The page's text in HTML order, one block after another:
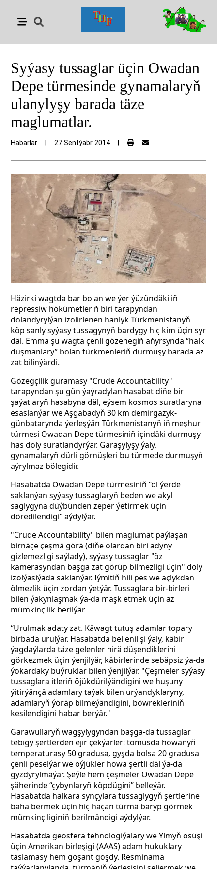
Syýasy tussaglar üçin Owadan
Depe türmesinde gynamalaryň
ulanylyşy barada täze
maglumatlar.
Habarlar 27 Sentýabr 2014
Häzirki wagtda bar bolan we ýer ýüzündäki iň
repressiw hökümetleriň biri tarapyndan
dolandyrylýan izolirlenen hanlyk Türkmenistanyň
köp sanly syýasy tussagynyň bardygy hiç kim üçin syr
däl. Emma şu wagta çenli gözenegiň aňyrsynda “halk
duşmanlary” bolan türkmenleriň durmuşy barada az
zat bilinýärdi.
Gözegçilik guramasy "Crude Accountability"
tarapyndan şu gün ýaýradylan hasabat diňe bir
şaýatlaryň hasabyna däl, eýsem kosmos suratlaryna
esaslanýar we Aşgabadyň 30 km demirgazyk-
günbatarynda ýerleşýän Türkmenistanyň iň meşhur
türmesi Owadan Depe türmesiniň içindäki durmuşy
has doly suratlandyrýar. Garaşylyşy ýaly,
gynamalaryň dürli görnüşleri bu türmede durmuşyň
aýrylmaz bölegidir.
Hasabatda Owadan Depe türmesiniň “ol ýerde
saklanýan syýasy tussaglaryň beden we akyl
saglygyna düýbünden zeper ýetirmek üçin
döredilendigi” aýdylýar.
"Crude Accountability" bilen maglumat paýlaşan
birnäçe çeşmä görä (diňe olardan biri adyny
gizlemezligi saýlady), syýasy tussaglar "öz
kamerasyndan başga zat görüp bilmezligi üçin" doly
izolýasiýada saklanýar. Iýmitiň hili pes we açlykdan
ölmezlik üçin zordan ýetýär. Tussaglara bir-birleri
bilen ýakynlaşmak ýa-da maşk etmek üçin az
mümkinçilik berilýär.
“Urulmak adaty zat. Käwagt tutuş adamlar topary
birbada urulýar. Hasabatda bellenilişi ýaly, käbir
ýagdaýlarda täze gelenler nirä düşendiklerini
görkezmek üçin ýenjilýär, käbirlerinde sebäpsiz ýa-da
ýokardaky buýruklar bilen ýenjilýär. "Çeşmeler syýasy
tussaglara itleriň öjükdürilýändigini we huşuny
ýitirýänçä adamlary taýak bilen urýandyklaryny,
adamlaryň ýöräp bilmeýändigini, böwrekleriniň
kesilendigini habar berýär."
Garawullaryň wagşylygyndan başga-da tussaglar
tebigy şertlerden ejir çekýärler: tomusda howanyň
temperaturasy 50 gradusa, gyşda bolsa 20 gradusa
çenli peselýär we öýjükler howa şertli däl ýa-da
gyzdyrylmaýar. Şeýle hem çeşmeler Owadan Depe
şäherinde “çybynlaryň köpdügini” belleýär.
Hasabatda halkara synçylara tussaglygyň şertlerine
baha bermek üçin hiç haçan türmä baryp görmek
mümkinçiliginiň berilmändigi aýdylýar.
Hasabatda geosfera tehnologiýalary we Ylmyň ösüşi
üçin Amerikan birleşigi (AAAS) adam hukuklary
taslamasy hem goşant goşdy. Resminama